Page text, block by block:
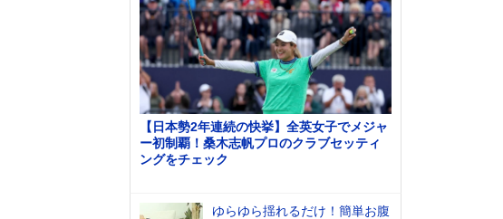
【日本勢2年連続の快挙】全英女子でメジャ
ー初制覇！桑木志帆プロのクラブセッティ
ングをチェック
ゆらゆら揺れるだけ！簡単お腹